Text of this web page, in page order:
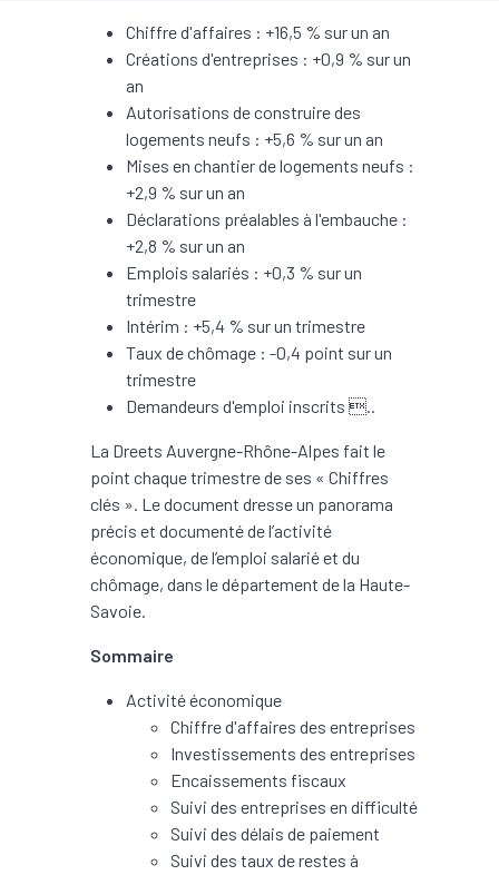
Chiffre d'affaires : +16,5 % sur un an
Créations d'entreprises : +0,9 % sur un
an
Autorisations de construire des
logements neufs : +5,6 % sur un an
Mises en chantier de logements neufs :
+2,9 % sur un an
Déclarations préalables à l'embauche :
+2,8 % sur un an
Emplois salariés : +0,3 % sur un
trimestre
Intérim : +5,4 % sur un trimestre
Taux de chômage : -0,4 point sur un
trimestre
Demandeurs d'emploi inscrits ..
La Dreets Auvergne-Rhône-Alpes fait le
point chaque trimestre de ses « Chiffres
clés ». Le document dresse un panorama
précis et documenté de l’activité
économique, de l’emploi salarié et du
chômage, dans le département de la Haute-
Savoie.
Sommaire
Activité économique
Chiffre d'affaires des entreprises
Investissements des entreprises
Encaissements fiscaux
Suivi des entreprises en difficulté
Suivi des délais de paiement
Suivi des taux de restes à